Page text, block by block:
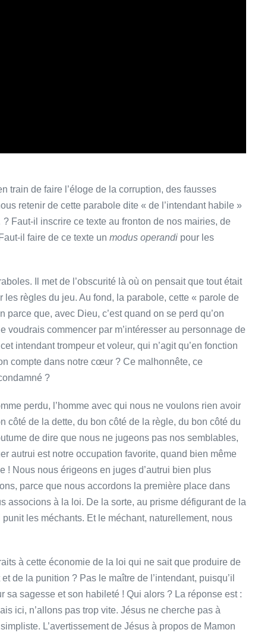
train de faire l’éloge de la corruption, des fausses
retenir de cette parabole dite « de l’intendant habile »
Faut-il inscrire ce texte au fronton de nos mairies, de
il faire de ce texte un modus operandi pour les
Il met de l’obscurité là où on pensait que tout était
règles du jeu. Au fond, la parabole, cette « parole de
que, avec Dieu, c’est quand on se perd qu’on
voudrais commencer par m’intéresser au personnage de
intendant trompeur et voleur, qui n’agit qu’en fonction
compte dans notre cœur ? Ce malhonnête, ce
?
perdu, l’homme avec qui nous ne voulons rien avoir
côté de la dette, du bon côté de la règle, du bon côté du
de dire que nous ne jugeons pas nos semblables,
autrui est notre occupation favorite, quand bien même
! Nous nous érigeons en juges d’autrui bien plus
parce que nous accordons la première place dans
à la loi. De la sorte, au prisme défigurant de la
les méchants. Et le méchant, naturellement, nous
à cette économie de la loi qui ne sait que produire de
de la punition ? Pas le maître de l’intendant, puisqu’il
sa sagesse et son habileté ! Qui alors ? La réponse est :
ici, n’allons pas trop vite. Jésus ne cherche pas à
L’avertissement de Jésus à propos de Mamon